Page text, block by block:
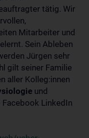
tätig. Wir
Mitarbeiter und
Sein Ableben
Jürgen sehr
gilt seiner Familie
aller Kolleg:innen
und
LinkedIn